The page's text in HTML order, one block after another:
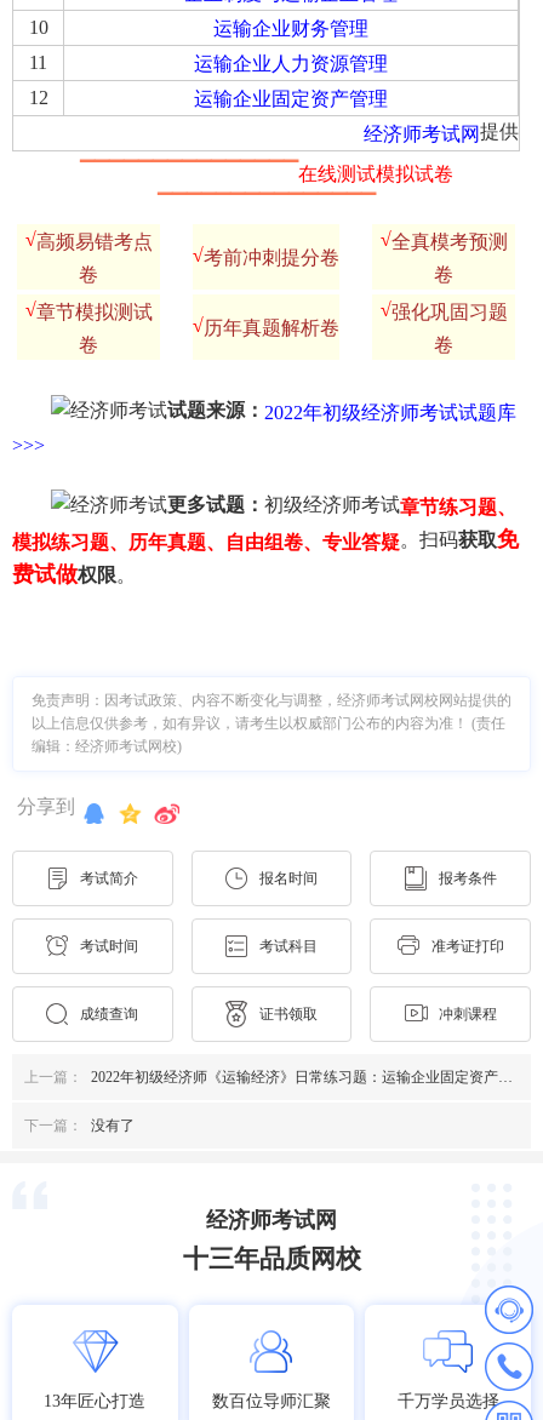
10
运输企业财务管理
11
运输企业人力资源管理
12
运输企业固定资产管理
经济师考试网提供
在线测试模拟试卷
√高频易错考点
卷
√考前冲刺提分卷
√全真模考预测
卷
√章节模拟测试
卷
√历年真题解析卷
√强化巩固习题
卷
试题来源： 2022年初级经济师考试试题库
>>>
更多试题： 初级经济师考试章节练习题、
模拟练习题、历年真题、自由组卷、专业答疑。扫码获取免
费试做权限。
免责声明：因考试政策、内容不断变化与调整，经济师考试网校网站提供的
以上信息仅供参考，如有异议，请考生以权威部门公布的内容为准！ (责任
编辑：经济师考试网校)
分享到
考试简介 报名时间 报考条件
考试时间 考试科目 准考证打印
成绩查询 证书领取 冲刺课程
上一篇： 2022年初级经济师《运输经济》日常练习题：运输企业固定资产管理
下一篇： 没有了
经济师考试网
十三年品质网校
13年匠心打造 数百位导师汇聚 千万学员选择